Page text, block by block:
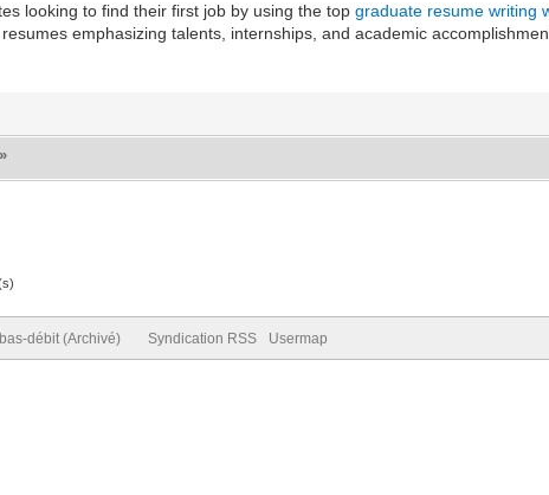
looking to find their first job by using the topgraduate resume writing
emphasizing talents, internships, and academic
»
débit (Archivé) Syndication RSS Usermap